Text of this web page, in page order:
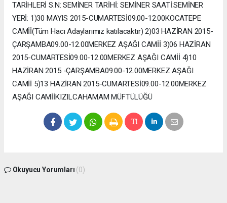
TARİHLERİ S.N: SEMİNER TARİHİ​​​: ​​SEMİNER SAATİ:​SEMİNER
YERİ​​​: 1)​30 MAYIS 2015-CUMARTESİ​​09.00-12.00​​KOCATEPE
CAMİİ ​​​​​​​​​​​​​​​(Tüm Hacı Adaylarımız katılacaktır) 2)​03 HAZİRAN 2015-
ÇARŞAMBA​​09.00-12.00​​MERKEZ AŞAĞI CAMİİ 3)​06 HAZİRAN
2015-CUMARTESİ​​09.00-12.00​​MERKEZ AŞAĞI CAMİİ 4)​10
HAZİRAN 2015 -ÇARŞAMBA​​09.00-12.00​​MERKEZ AŞAĞI
CAMİİ 5)​13 HAZİRAN 2015-CUMARTESİ​​09.00-12.00​​MERKEZ
AŞAĞI CAMİİ ​​​​​​​​​​​KIZILCAHAMAM MÜFTÜLÜĞÜ
Okuyucu Yorumları (0)